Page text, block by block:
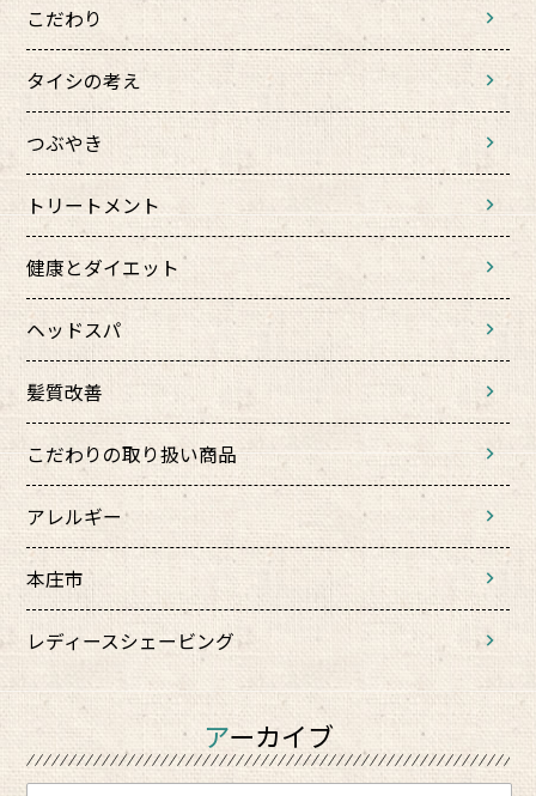
こだわり
タイシの考え
つぶやき
トリートメント
健康とダイエット
ヘッドスパ
髪質改善
こだわりの取り扱い商品
アレルギー
本庄市
レディースシェービング
アーカイブ